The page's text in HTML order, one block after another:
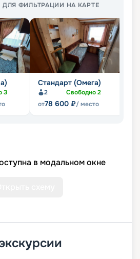
ФИЛЬТРАЦИИ НА КАРТЕ
3
Стандарт (Омега)
2 Свободно2
от78 600 ₽/ место
в модальном окне